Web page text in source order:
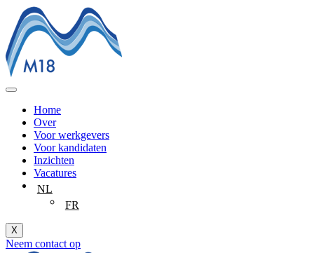
naar
de
inhoud
Home
Over
Voor werkgevers
Voor kandidaten
Inzichten
Vacatures
NL
FR
X
Neem contact op